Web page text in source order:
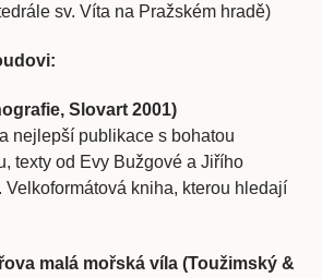
sv. Víta na Pražském hradě)
Slovart 2001)
nejlepší publikace s bohatou
texty od Evy Bužgové a Jiřího
Velkoformátová kniha, kterou hledají
malá mořská víla (Toužimský &